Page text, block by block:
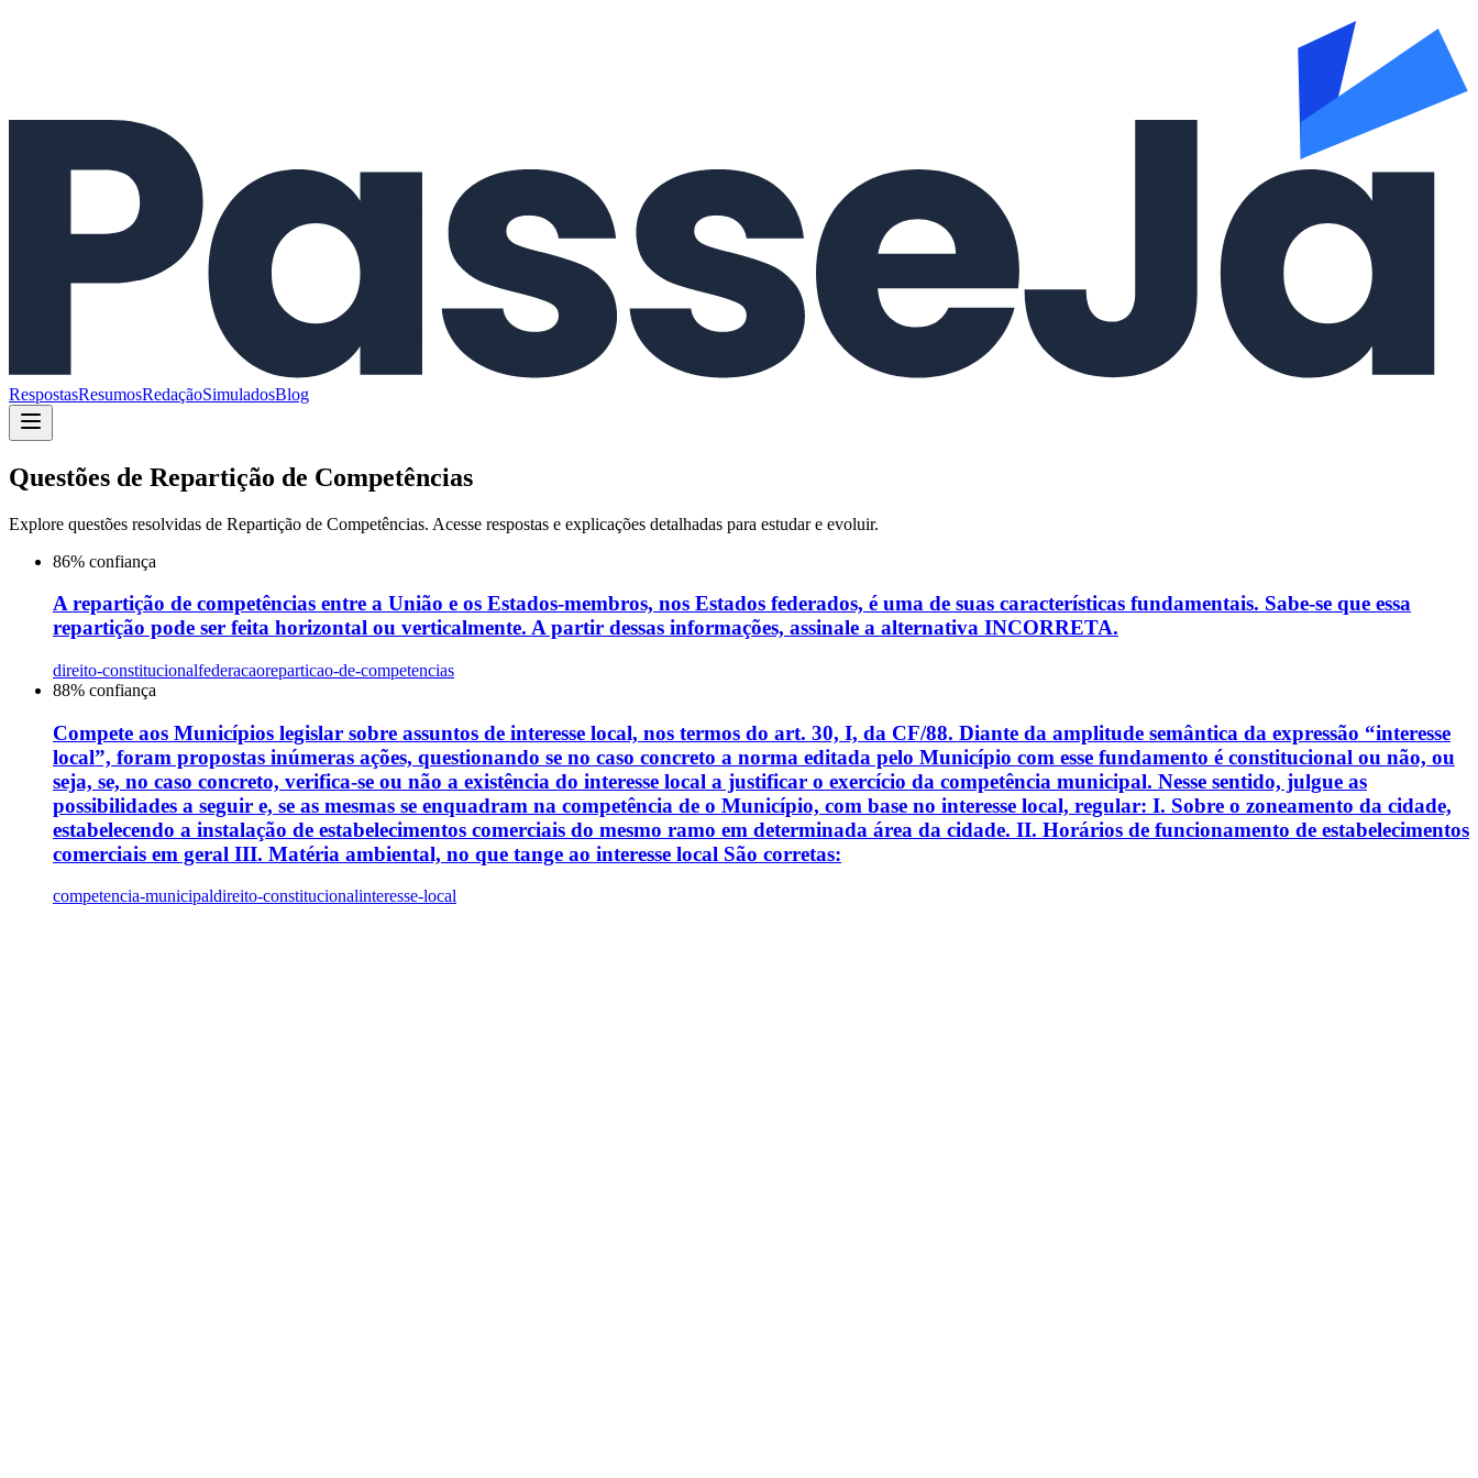
RespostasResumosRedaçãoSimuladosBlog
Questões de Repartição de Competências
Explore questões resolvidas de Repartição de Competências. Acesse respostas e explicações detalhadas para estudar e evoluir.
86% confiança
A repartição de competências entre a União e os Estados-membros, nos Estados federados, é uma de suas características fundamentais. Sabe-se que essa
repartição pode ser feita horizontal ou verticalmente. A partir dessas informações, assinale a alternativa INCORRETA.
direito-constitucionalfederacaoreparticao-de-competencias
88% confiança
Compete aos Municípios legislar sobre assuntos de interesse local, nos termos do art. 30, I, da CF/88. Diante da amplitude semântica da expressão “interesse
local”, foram propostas inúmeras ações, questionando se no caso concreto a norma editada pelo Município com esse fundamento é constitucional ou não, ou
seja, se, no caso concreto, verifica-se ou não a existência do interesse local a justificar o exercício da competência municipal. Nesse sentido, julgue as
possibilidades a seguir e, se as mesmas se enquadram na competência de o Município, com base no interesse local, regular: I. Sobre o zoneamento da cidade,
estabelecendo a instalação de estabelecimentos comerciais do mesmo ramo em determinada área da cidade. II. Horários de funcionamento de estabelecimentos
comerciais em geral III. Matéria ambiental, no que tange ao interesse local São corretas:
competencia-municipaldireito-constitucionalinteresse-local